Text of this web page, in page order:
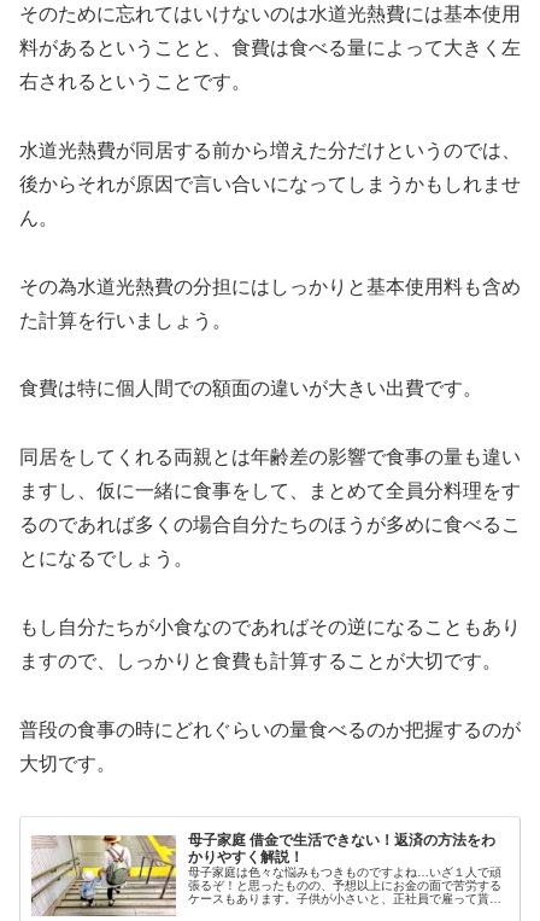
そのために忘れてはいけないのは水道光熱費には基本使用
料があるということと、食費は食べる量によって大きく左
右されるということです。
水道光熱費が同居する前から増えた分だけというのでは、
後からそれが原因で言い合いになってしまうかもしれませ
ん。
その為水道光熱費の分担にはしっかりと基本使用料も含め
た計算を行いましょう。
食費は特に個人間での額面の違いが大きい出費です。
同居をしてくれる両親とは年齢差の影響で食事の量も違い
ますし、仮に一緒に食事をして、まとめて全員分料理をす
るのであれば多くの場合自分たちのほうが多めに食べるこ
とになるでしょう。
もし自分たちが小食なのであればその逆になることもあり
ますので、しっかりと食費も計算することが大切です。
普段の食事の時にどれぐらいの量食べるのか把握するのが
大切です。
母子家庭 借金で生活できない！返済の方法をわ
かりやすく解説！
母子家庭は色々な悩みもつきものですよね…いざ１人で頑
張るぞ！と思ったものの、予想以上にお金の面で苦労する
ケースもあります。子供が小さいと、正社員で雇って貰え